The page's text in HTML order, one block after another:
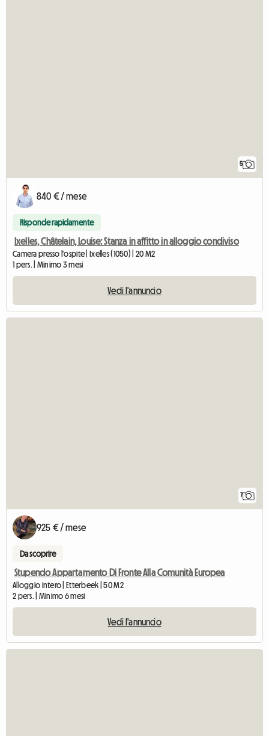
5
840 € / mese
Risponde rapidamente
Ixelles, Châtelain, Louise: Stanza in affitto in alloggio condiviso
Camera presso l'ospite | Ixelles (1050) | 20 M2
1 pers. | Minimo 3 mesi
Vedi l'annuncio
7
925 € / mese
Da scoprire
Stupendo Appartamento Di Fronte Alla Comunità Europea
Alloggio intero | Etterbeek | 50 M2
2 pers. | Minimo 6 mesi
Vedi l'annuncio